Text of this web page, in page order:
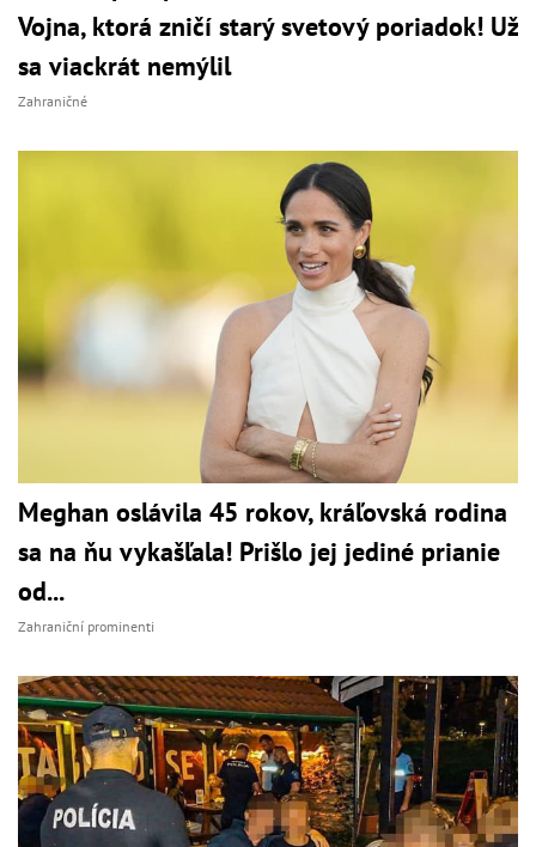
Vojna, ktorá zničí starý svetový poriadok! Už
sa viackrát nemýlil
Zahraničné
Meghan oslávila 45 rokov, kráľovská rodina
sa na ňu vykašľala! Prišlo jej jediné prianie
od...
Zahraniční prominenti